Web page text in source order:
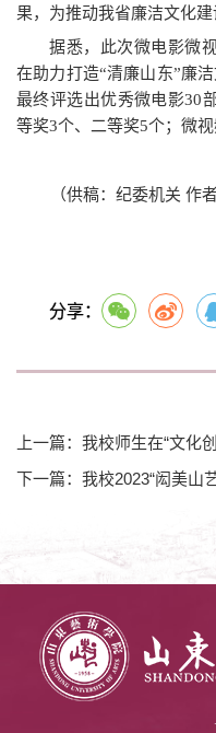
果，为推动我省廉洁文化
据悉，此次微电影微
在助力打造“清廉山东”廉
最终评选出优秀微电影30
等奖3个、二等奖5个；微视
（供稿：纪委机关 作
分享：
上一篇：我校师生在“文化
下一篇：我校2023“闳美山